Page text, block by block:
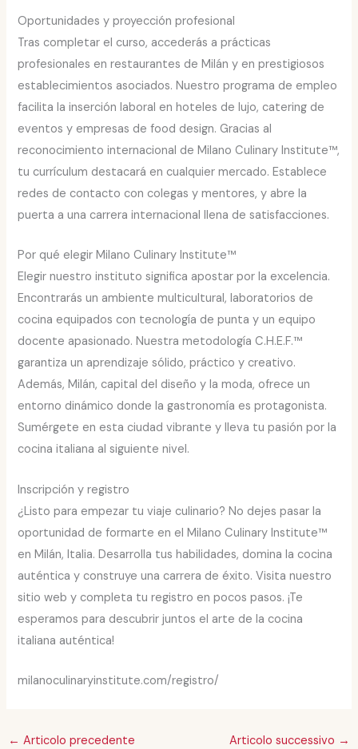
Oportunidades y proyección profesional
Tras completar el curso, accederás a prácticas
profesionales en restaurantes de Milán y en prestigiosos
establecimientos asociados. Nuestro programa de empleo
facilita la inserción laboral en hoteles de lujo, catering de
eventos y empresas de food design. Gracias al
reconocimiento internacional de Milano Culinary Institute™,
tu currículum destacará en cualquier mercado. Establece
redes de contacto con colegas y mentores, y abre la
puerta a una carrera internacional llena de satisfacciones.
Por qué elegir Milano Culinary Institute™
Elegir nuestro instituto significa apostar por la excelencia.
Encontrarás un ambiente multicultural, laboratorios de
cocina equipados con tecnología de punta y un equipo
docente apasionado. Nuestra metodología C.H.E.F.™
garantiza un aprendizaje sólido, práctico y creativo.
Además, Milán, capital del diseño y la moda, ofrece un
entorno dinámico donde la gastronomía es protagonista.
Sumérgete en esta ciudad vibrante y lleva tu pasión por la
cocina italiana al siguiente nivel.
Inscripción y registro
¿Listo para empezar tu viaje culinario? No dejes pasar la
oportunidad de formarte en el Milano Culinary Institute™
en Milán, Italia. Desarrolla tus habilidades, domina la cocina
auténtica y construye una carrera de éxito. Visita nuestro
sitio web y completa tu registro en pocos pasos. ¡Te
esperamos para descubrir juntos el arte de la cocina
italiana auténtica!
milanoculinaryinstitute.com/registro/
← Articolo precedente Articolo successivo →